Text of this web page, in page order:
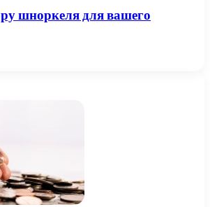
шноркеля для вашего